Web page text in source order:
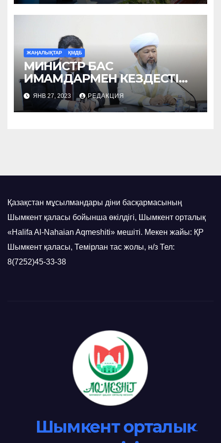
ЖАҢАЛЫҚТАР ҚМДБ
МИНИСТР БАС
ИМАМДАРМЕН КЕЗДЕСТІ
(ФОТО)
ЯНВ 27, 2023 РЕДАКЦИЯ
Қазақстан мұсылмандары діни басқармасының
Шымкент қаласы бойынша өкілдігі, Шымкент орталық
«Halifa Al-Nahaian Aqmeshiti» мешіті. Мекен жайы: ҚР
Шымкент қаласы, Темірлан тас жолы, н/з Тел:
8(7252)45-33-38
Шымкент орталық